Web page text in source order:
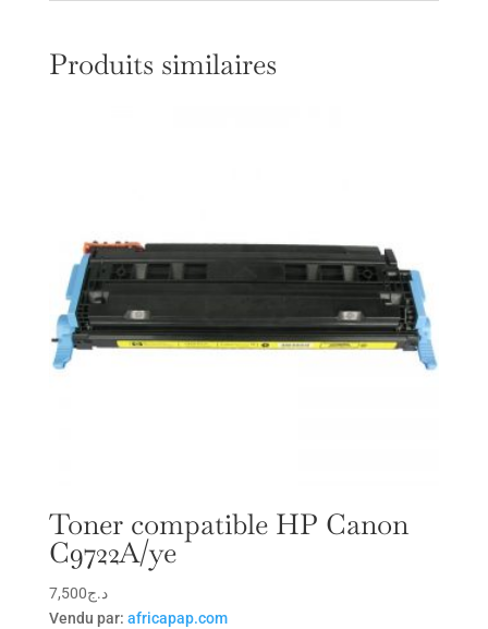
Produits similaires
Toner compatible HP Canon
C9722A/ye
د.ج7,500
Vendu par: africapap.com